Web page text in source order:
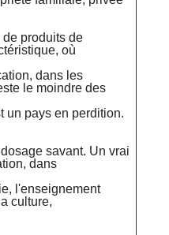
de produits de
où
dans les
le moindre des
un pays en perdition.
savant. Un vrai
dans
l'enseignement
culture,